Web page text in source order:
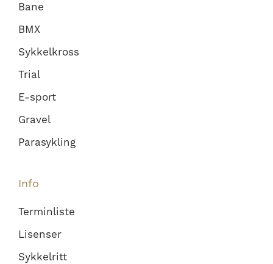
Bane
BMX
Sykkelkross
Trial
E-sport
Gravel
Parasykling
Info
Terminliste
Lisenser
Sykkelritt